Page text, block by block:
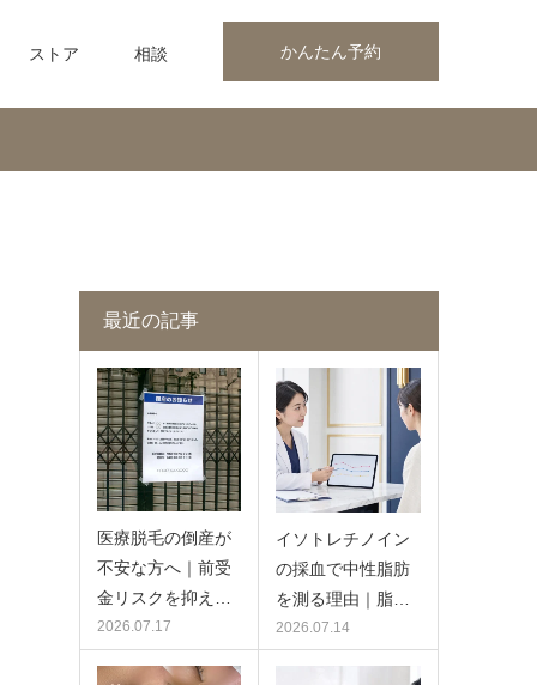
かんたん予約
ストア 相談
最近の記事
医療脱毛の倒産が
不安な方へ｜前受
金リスクを抑え…
2026.07.17
イソトレチノイン
の採血で中性脂肪
を測る理由｜脂…
2026.07.14